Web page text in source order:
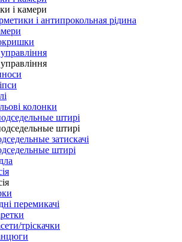
і камери
і антипрокольная рідина
колонки
штирі
штирі
затискачі
штирі
перемикачі
тріскачки